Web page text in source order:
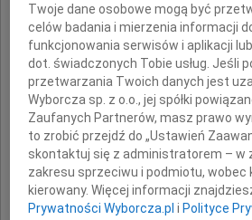
Wybitnego
naszego
Twoje dane osobowe mogą być
celów badania i mierzenia informacji
funkcjonowania serwisów i aplikacji
dot. świadczonych Tobie usług. Jeśli
przetwarzania Twoich danych jest
Wyborcza sp. z o.o., jej spółki
Zaufanych Partnerów, masz prawo
to zrobić przejdź do „Ustawień
skontaktuj się z administratorem – w
zakresu sprzeciwu i podmiotu, wobec
kierowany. Więcej informacji
Prywatności Wyborcza.pl iPolityce